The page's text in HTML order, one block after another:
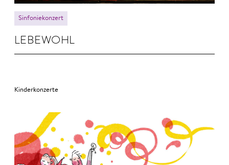
Sinfoniekonzert
LEBE­WOHL
Kinderkonzerte